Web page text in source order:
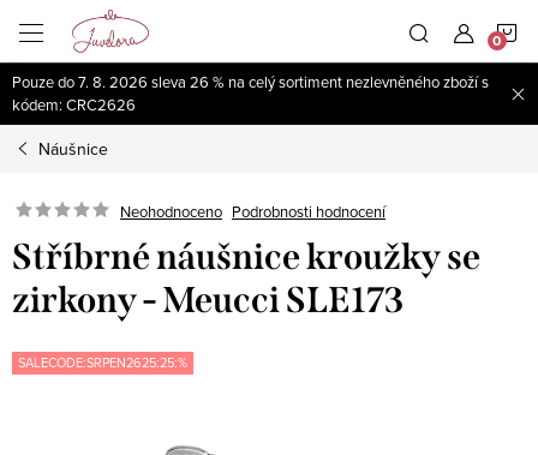
obsah
Pouze do 7. 8. 2026 sleva 26 % na celý sortiment nezlevněného zboží s
kódem: CRC2626
Náušnice
Neohodnoceno Podrobnosti hodnocení
Stříbrné náušnice kroužky se
zirkony - Meucci SLE173
SALECODE:SRPEN2625:25:%